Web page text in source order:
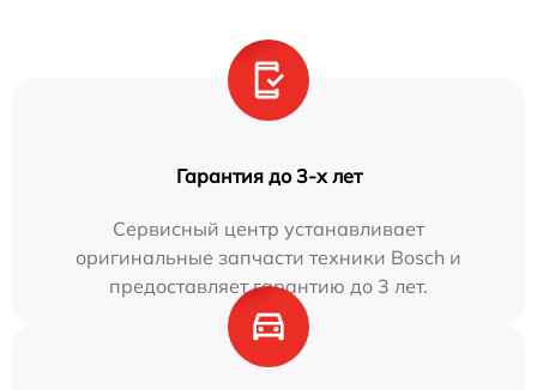
Гарантия до 3-х лет
Сервисный центр устанавливает
оригинальные запчасти техники Bosch и
предоставляет гарантию до 3 лет.